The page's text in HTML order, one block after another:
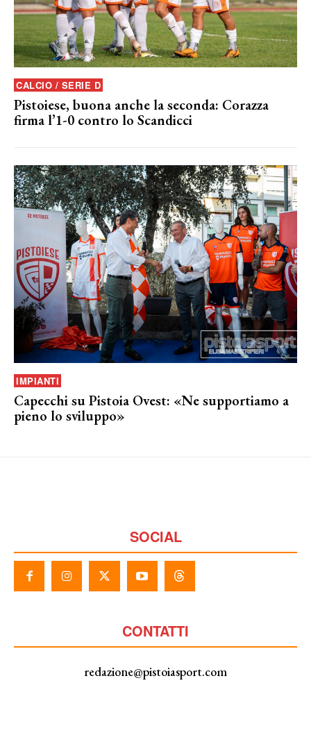
CALCIO / SERIE D
Pistoiese, buona anche la seconda: Corazza
firma l’1-0 contro lo Scandicci
IMPIANTI
Capecchi su Pistoia Ovest: «Ne supportiamo a
pieno lo sviluppo»
SOCIAL
CONTATTI
redazione@pistoiasport.com